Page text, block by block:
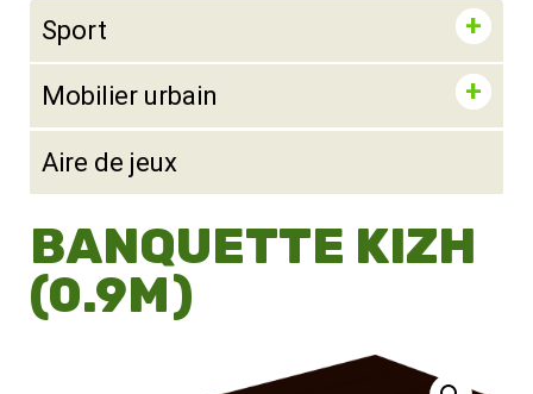
Sport
Mobilier urbain
Aire de jeux
BANQUETTE KIZH
(0.9M)